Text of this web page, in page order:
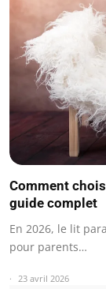
Comment
guide complet
En 2026, le lit
pour parents…
23 avril 2026